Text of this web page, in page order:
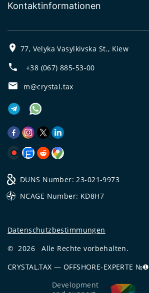
Kontaktinformationen
77, Velyka Vasylkivska St., Kiew
+38 (067) 885-53-00
m@crystal.tax
DUNS Number: 23-021-9973
NCAGE Number: KD8H7
Datenschutzbestimmungen
© 2026
Alle Rechte vorbehalten.
CRYSTAL.TAX — OFFSHORE-EXPERTE №❶
Development